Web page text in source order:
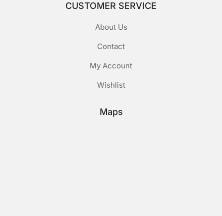
CUSTOMER SERVICE
About Us
Contact
My Account
Wishlist
Maps